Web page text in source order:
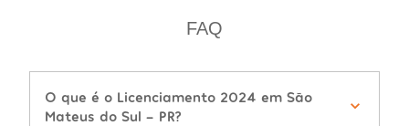
FAQ
O que é o Licenciamento 2024 em São
Mateus do Sul - PR?